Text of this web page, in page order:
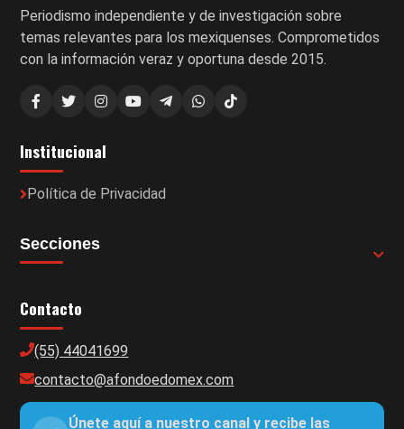
Periodismo independiente y de investigación sobre
temas relevantes para los mexiquenses. Comprometidos
con la información veraz y oportuna desde 2015.
Institucional
Política de Privacidad
Secciones
Contacto
(55) 44041699
contacto@afondoedomex.com
Únete aquí a nuestro canal y recibe las